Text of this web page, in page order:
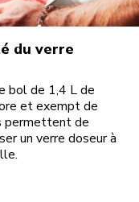
du verre
bol de 1,4 L de
et exempt de
permettent de
un verre doseur à